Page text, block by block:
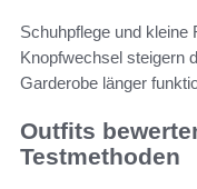
Schuhpflege und
Knopfwechsel steigern
Garderobe länger
Outfits
Testmethoden